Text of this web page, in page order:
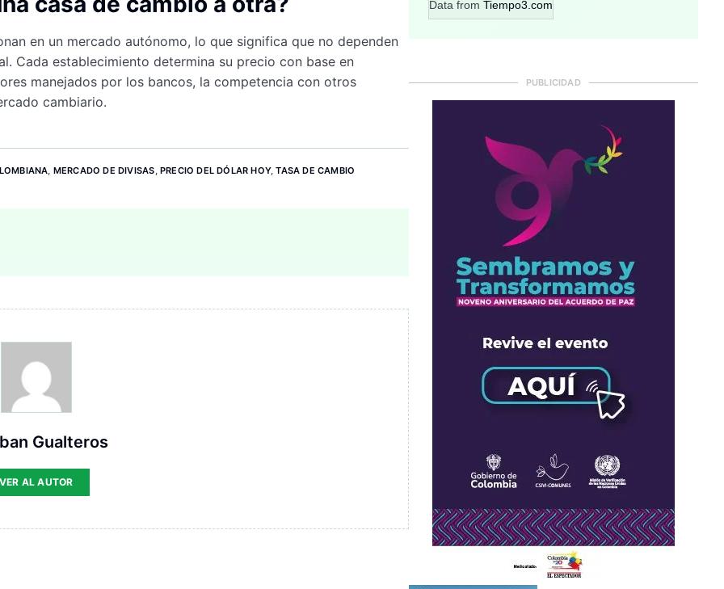
en un mercado autónomo, lo que significa que no dependen
Cada establecimiento determina su precio con base en
manejados por los bancos, la competencia con otros
cambiario.
, MERCADO DE DIVISAS, PRECIO DEL DÓLAR HOY,TASA DE CAMBIO
Gualteros
VER AL AUTOR
Data from Tiempo3.com
PUBLICIDAD